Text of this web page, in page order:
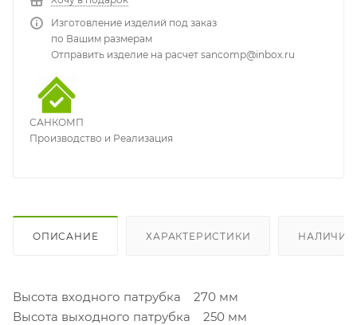
Изготовление изделий под заказ
по Вашим размерам
Отправить изделие на расчет sancomp@inbox.ru
САНКОМП
Производство и Реализация
ОПИСАНИЕ ХАРАКТЕРИСТИКИ НАЛИЧИЕ
Высота входного патрубка 270 мм
Высота выходного патрубка 250 мм